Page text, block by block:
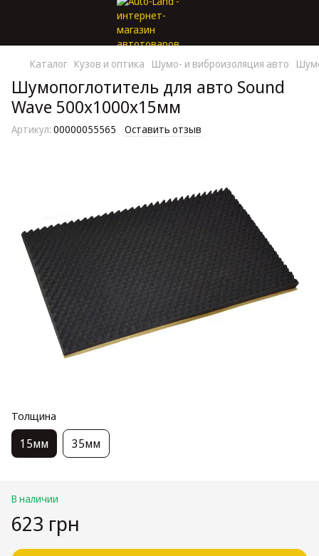
Каталог Кузов и оптика Шумо- и виброизоляция авто
Шумопоглотитель для авто Sound
Wave 500х1000х15мм
Артикул: 00000055565 Оставить отзыв
Толщина
15мм 35мм
В наличии
623 грн